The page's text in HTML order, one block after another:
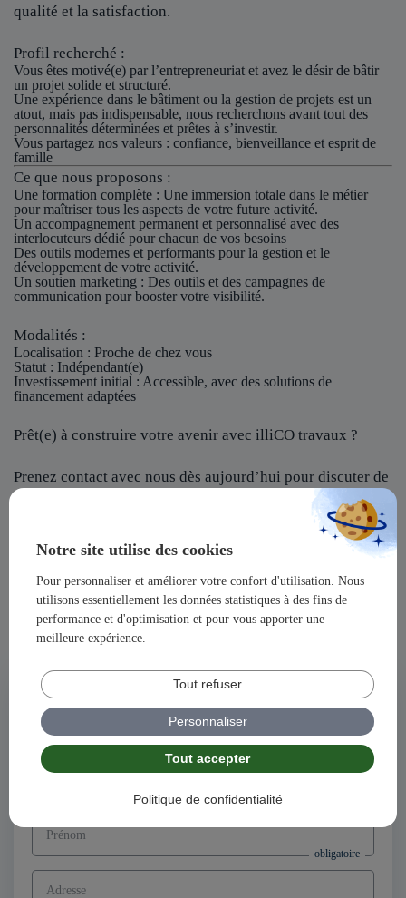
Notre site utilise des cookies
Pour personnaliser et améliorer votre confort d'utilisation. Nous
utilisons essentiellement les données statistiques à des fins de
performance et d'optimisation et pour vous apporter une
meilleure expérience.
Tout accepter
Tout refuser
Personnaliser
Politique de confidentialité
qualité et la satisfaction.
Profil recherché :
Vous êtes motivé(e) par l’entrepreneuriat et avez le désir de bâtir
un projet solide et structuré.
Une expérience dans le bâtiment ou la gestion de projets est un
atout, mais pas indispensable, nous recherchons avant tout des
personnalités déterminées et prêtes à s’investir.
Vous partagez nos valeurs : confiance, bienveillance et esprit de
famille
Ce que nous proposons :
Une formation complète : Une immersion totale dans le métier
pour maîtriser tous les aspects de votre future activité.
Un accompagnement permanent et personnalisé avec des
interlocuteurs dédié pour chacun de vos besoins
Des outils modernes et performants pour la gestion et le
développement de votre activité.
Un soutien marketing : Des outils et des campagnes de
communication pour booster votre visibilité.
Modalités :
Localisation : Proche de chez vous
Statut : Indépendant(e)
Investissement initial : Accessible, avec des solutions de
financement adaptées
Prêt(e) à construire votre avenir avec illiCO travaux ?
Prenez contact avec nous dès aujourd’hui pour discuter de
votre projet et rejoindre notre réseau !
illiCO travaux vous offre l’opportunité de devenir un
acteur majeur dans un secteur dynamique et en pleine
expansion !
Ensemble, construisons votre avenir et votre succès avec
illiCO travaux !
Postuler à l'offre
Directeur d’agence franchisé F/H,
secteur Montbrison (42)
Prénom
Adresse